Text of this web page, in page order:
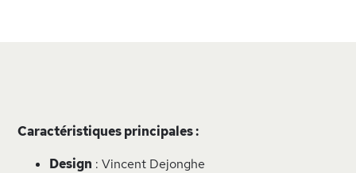
Caractéristiques principales :
Design : Vincent Dejonghe